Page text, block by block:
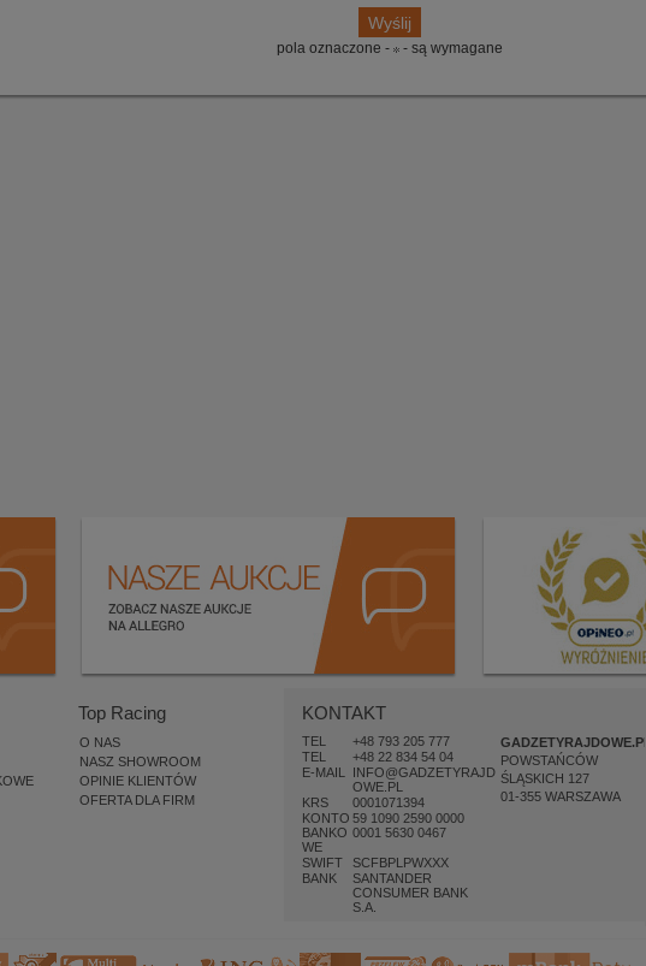
pola oznaczone - - są wymagane
Top Racing
O NAS
NASZ SHOWROOM
OPINIE KLIENTÓW
OFERTA DLA FIRM
KONTAKT
TEL
+48 793 205 777
TEL
+48 22 834 54 04
E-MAIL
INFO@GADZETYRAJD
OWE.PL
KRS
0001071394
KONTO
BANKO
WE
59 1090 2590 0000
0001 5630 0467
SWIFT
SCFBPLPWXXX
BANK
SANTANDER
CONSUMER BANK
S.A.
GADZETYRAJDOWE.PL
POWSTAŃCÓW
ŚLĄSKICH 127
01-355 WARSZAWA